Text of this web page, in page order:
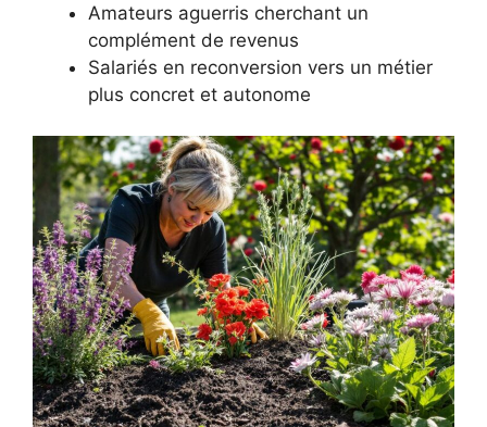
Amateurs aguerris cherchant un
complément de revenus
Salariés en reconversion vers un métier
plus concret et autonome